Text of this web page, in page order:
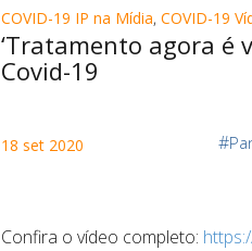
COVID-19 IP na Mídia, COVID-19
‘Tratamento agora é
Covid-19
18 set 2020 #
Confira o vídeo completo: